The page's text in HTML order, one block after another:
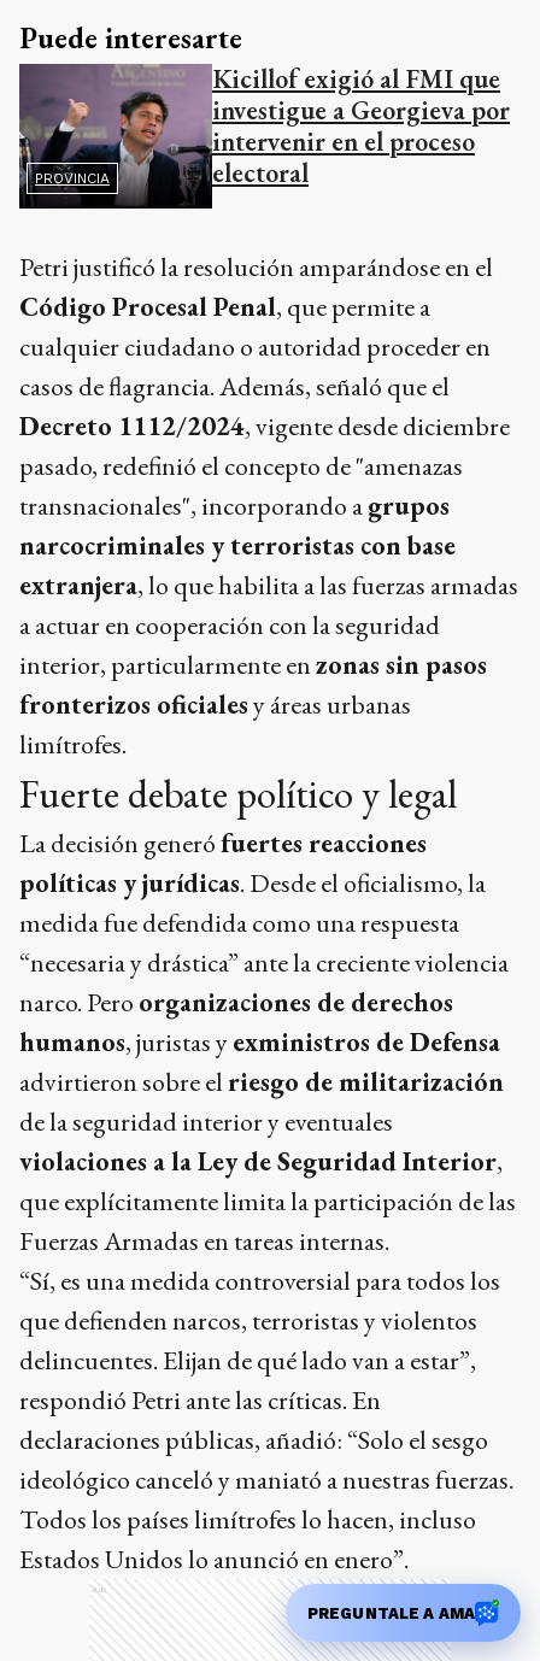
Puede interesarte
PROVINCIA
Kicillof exigió al FMI que
investigue a Georgieva por
intervenir en el proceso
electoral
Petri justificó la resolución amparándose en el
Código Procesal Penal, que permite a
cualquier ciudadano o autoridad proceder en
casos de flagrancia. Además, señaló que el
Decreto 1112/2024, vigente desde diciembre
pasado, redefinió el concepto de "amenazas
transnacionales", incorporando agrupos
narcocriminales y terroristas con base
extranjera, lo que habilita a las fuerzas armadas
a actuar en cooperación con la seguridad
interior, particularmente enzonas sin pasos
fronterizos oficialesy áreas urbanas
limítrofes.
Fuerte debate político y legal
La decisión generófuertes reacciones
políticas y jurídicas. Desde el oficialismo, la
medida fue defendida como una respuesta
“necesaria y drástica” ante la creciente violencia
narco. Pero organizaciones de derechos
humanos, juristas yexministros de Defensa
advirtieron sobre elriesgo de militarización
de la seguridad interior y eventuales
violaciones a la Ley de Seguridad Interior,
que explícitamente limita la participación de las
Fuerzas Armadas en tareas internas.
“Sí, es una medida controversial para todos los
que defienden narcos, terroristas y violentos
delincuentes. Elijan de qué lado van a estar”,
respondió Petri ante las críticas. En
declaraciones públicas, añadió: “Solo el sesgo
ideológico canceló y maniató a nuestras fuerzas.
Todos los países limítrofes lo hacen, incluso
Estados Unidos lo anunció en enero”.
Ads
PREGUNTALE A AMA